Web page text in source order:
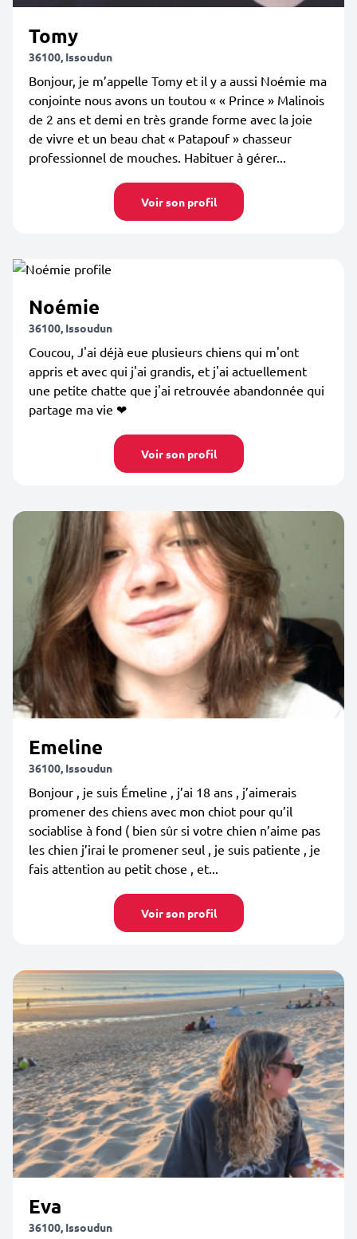
Tomy
36100, Issoudun
Bonjour, je m’appelle Tomy et il y a aussi Noémie ma
conjointe nous avons un toutou « « Prince » Malinois
de 2 ans et demi en très grande forme avec la joie
de vivre et un beau chat « Patapouf » chasseur
professionnel de mouches. Habituer à gérer...
Voir son profil
Noémie
36100, Issoudun
Coucou, J'ai déjà eue plusieurs chiens qui m'ont
appris et avec qui j'ai grandis, et j'ai actuellement
une petite chatte que j'ai retrouvée abandonnée qui
partage ma vie ❤
Voir son profil
Emeline
36100, Issoudun
Bonjour , je suis Émeline , j’ai 18 ans , j’aimerais
promener des chiens avec mon chiot pour qu’il
sociablise à fond ( bien sûr si votre chien n’aime pas
les chien j’irai le promener seul , je suis patiente , je
fais attention au petit chose , et...
Voir son profil
Eva
36100, Issoudun